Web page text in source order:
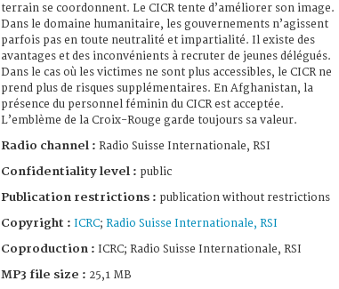
terrain se coordonnent. Le CICR tente d’améliorer son image.
Dans le domaine humanitaire, les gouvernements n’agissent
parfois pas en toute neutralité et impartialité. Il existe des
avantages et des inconvénients à recruter de jeunes délégués.
Dans le cas où les victimes ne sont plus accessibles, le CICR ne
prend plus de risques supplémentaires. En Afghanistan, la
présence du personnel féminin du CICR est acceptée.
L’emblème de la Croix-Rouge garde toujours sa valeur.
Radio channel : Radio Suisse Internationale, RSI
Confidentiality level : public
Publication restrictions : publication without restrictions
Copyright : ICRC; Radio Suisse Internationale, RSI
Coproduction : ICRC; Radio Suisse Internationale, RSI
MP3 file size : 25,1 MB